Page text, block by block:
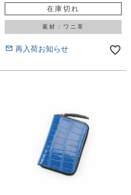
在庫切れ
素材：ワニ革
再入荷お知らせ